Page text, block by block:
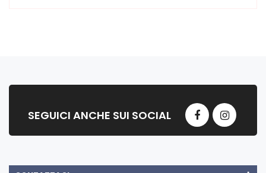
SEGUICI ANCHE SUI SOCIAL